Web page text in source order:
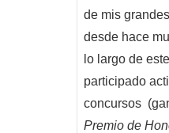
de mis
desde hace
lo largo de
participado
concursos
Premio de